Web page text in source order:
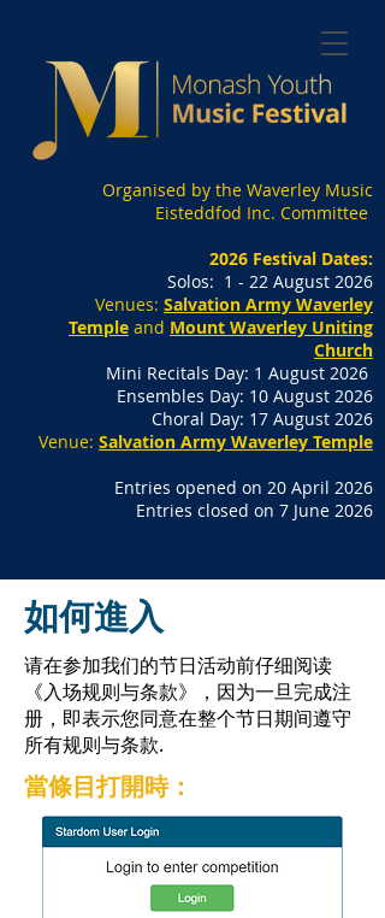
Organised by the Waverley Music
Eisteddfod Inc. Committee
2026 Festival Dates:
Solos: 1 - 22 August 2026
Venues: Salvation Army Waverley
Temple and Mount Waverley Uniting
Church
Mini Recitals Day: 1 August 2026
Ensembles Day: 10 August 2026
Choral Day: 17 August 2026
Venue: Salvation Army Waverley Temple
Entries opened on 20 April 2026
Entries closed on 7 June 2026
如何進入
请在参加我们的节日活动前仔细阅读
《入场规则与条款》，因为一旦完成注
册，即表示您同意在整个节日期间遵守
所有规则与条款.
當條目打開時：